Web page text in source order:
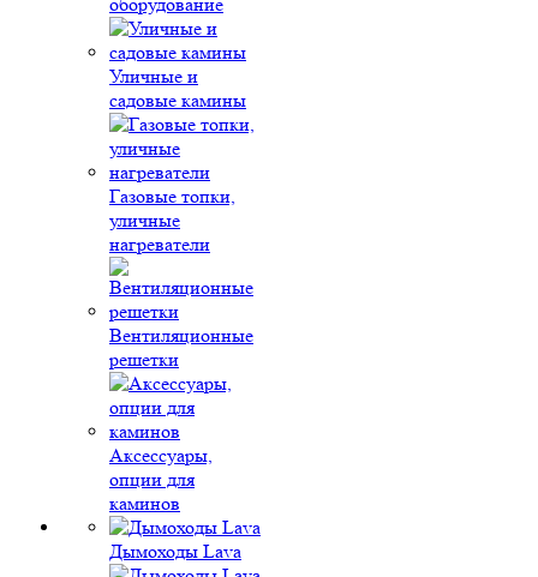
Уличные и
садовые камины
Газовые топки,
уличные
нагреватели
Вентиляционные
решетки
Аксессуары,
опции для
каминов
Дымоходы Lava